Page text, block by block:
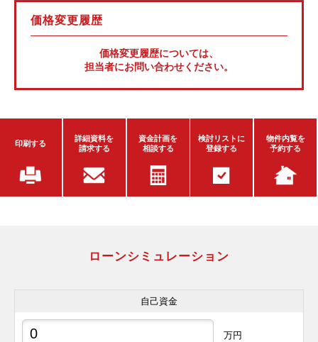
価格変更履歴
価格変更履歴については、
担当者にお問い合わせください。
印刷する
詳細資料を
請求する
資金計画を
相談する
検討リストに
登録する
物件内覧を
予約する
ローンシミュレーション
自己資金
万円